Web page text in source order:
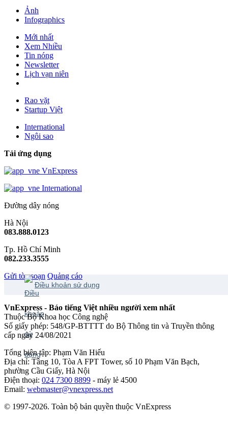
Ảnh
Infographics
Mới nhất
Xem Nhiều
Tin nóng
Newsletter
Lịch vạn niên
Rao vặt
Startup Việt
International
Ngôi sao
Tải ứng dụng
VnExpress
International
Đường dây nóng
Hà Nội
083.888.0123
Tp. Hồ Chí Minh
082.233.3555
Gửi tòa soạn Quảng cáo
Điều khoản sử dụng
VnExpress - Báo tiếng Việt nhiều người xem nhất
Thuộc Bộ Khoa học Công nghệ
Số giấy phép: 548/GP-BTTTT do Bộ Thông tin và Truyền thông
cấp ngày 24/08/2021
Tổng biên tập: Phạm Văn Hiếu
Địa chỉ: Tầng 10, Tòa A FPT Tower, số 10 Phạm Văn Bạch,
phường Cầu Giấy, Hà Nội
Điện thoại: 024 7300 8899 - máy lẻ 4500
Email: webmaster@vnexpress.net
© 1997-2026. Toàn bộ bản quyền thuộc VnExpress